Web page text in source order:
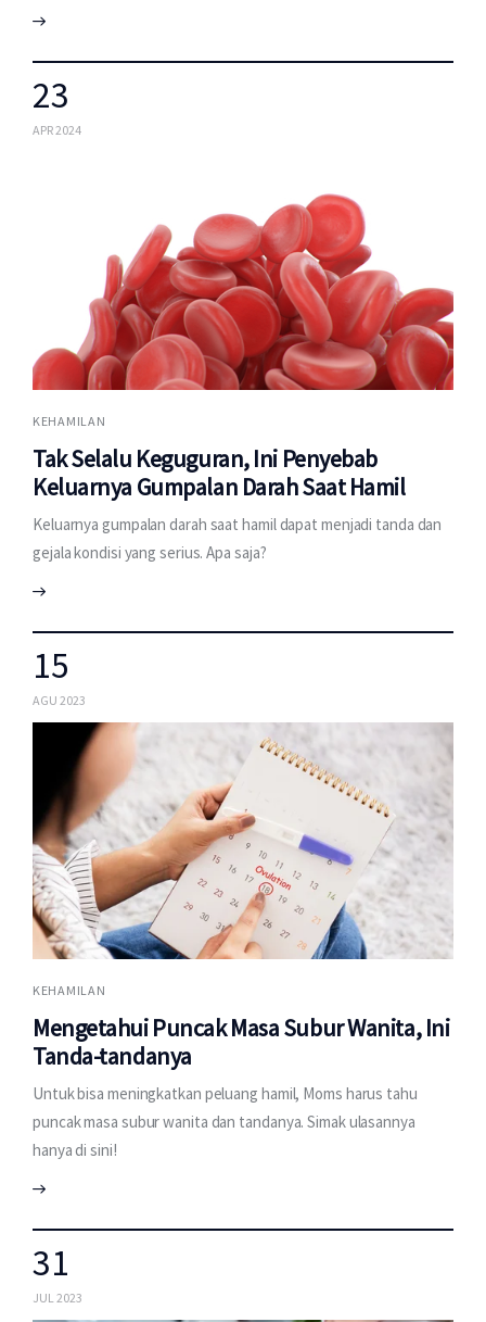
23
APR 2024
KEHAMILAN
Tak Selalu Keguguran, Ini Penyebab
Keluarnya Gumpalan Darah Saat Hamil
Keluarnya gumpalan darah saat hamil dapat menjadi tanda dan
gejala kondisi yang serius. Apa saja?
15
AGU 2023
KEHAMILAN
Mengetahui Puncak Masa Subur Wanita, Ini
Tanda-tandanya
Untuk bisa meningkatkan peluang hamil, Moms harus tahu
puncak masa subur wanita dan tandanya. Simak ulasannya
hanya di sini!
31
JUL 2023